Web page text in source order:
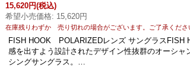
15,620円(税込)
希望小売価格: 15,620円
在庫残りわずか 売り切れの場合がございます。ご了承くださ
FISH HOOK POLARIZEDレンズ サングラスFISH
感を出すよう設計されたデザイン性抜群のオーシャ
シングサングラス。…